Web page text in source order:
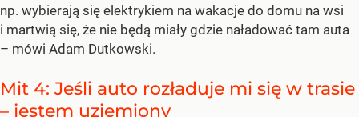
np. wybierają się elektrykiem na wakacje do domu na wsi
i martwią się, że nie będą miały gdzie naładować tam auta
– mówi Adam Dutkowski.
Mit 4: Jeśli auto rozładuje mi się w trasie
– jestem uziemiony